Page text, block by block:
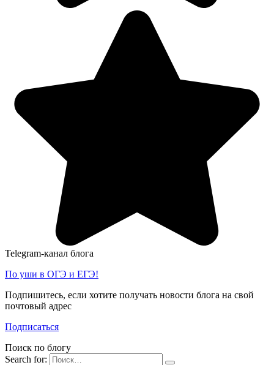
Telegram-канал блога
По уши в ОГЭ и ЕГЭ!
Подпишитесь, если хотите получать новости блога на свой
почтовый адрес
Подписаться
Поиск по блогу
Search for: